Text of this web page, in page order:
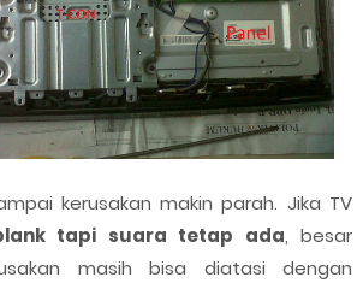
kerusakan makin parah. Jika TV
tapi suara tetap ada, besar
masih bisa diatasi dengan